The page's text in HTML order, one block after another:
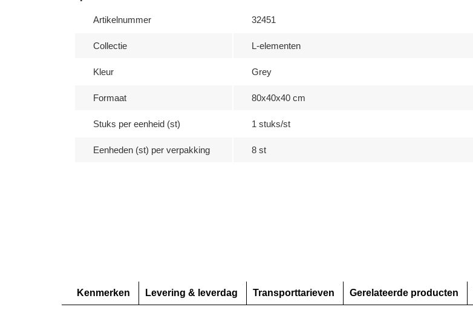
Artikelnummer 32451
Collectie L-elementen
Kleur Grey
Formaat 80x40x40 cm
Stuks per eenheid (st) 1 stuks/st
Eenheden (st) per verpakking 8 st
Kenmerken Levering & leverdag Transporttarieven Gerelateerde producten